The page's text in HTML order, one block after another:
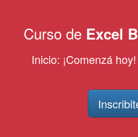
Trabajando con datos: texto,
bases de datos en Excel.
¿Qué son las fórmulas de
Funciones de Excel: cuáles
de excel por categoría.
Curso de Excel
Inicio: ¡Comenzá hoy!